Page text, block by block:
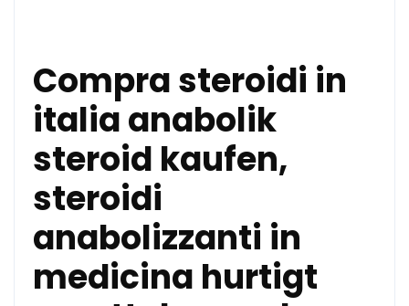
Compra steroidi in
italia anabolik
steroid kaufen,
steroidi
anabolizzanti in
medicina hurtigt